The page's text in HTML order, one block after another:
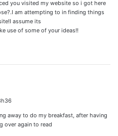
you visited my website so i got here
am attempting to in finding things
assume its
use of some of your ideas!!
away to do my breakfast, after having
over again to read